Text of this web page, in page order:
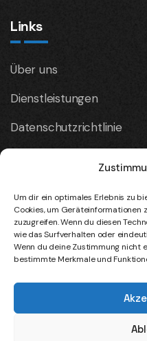
Um dir ein optimales Erlebnis zu
Cookies, um Geräteinformationen
zuzugreifen. Wenn du diesen
wie das Surfverhalten oder
Wenn du deine Zustimmung nicht
bestimmte Merkmale und
Links
Über uns
Dienstleistungen
Datenschutzrichtlinie
Firmeninfo
Standort:
Menzenberger Straße